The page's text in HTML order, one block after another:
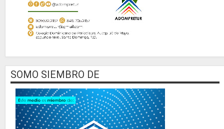
SOMO SIEMBRO DE